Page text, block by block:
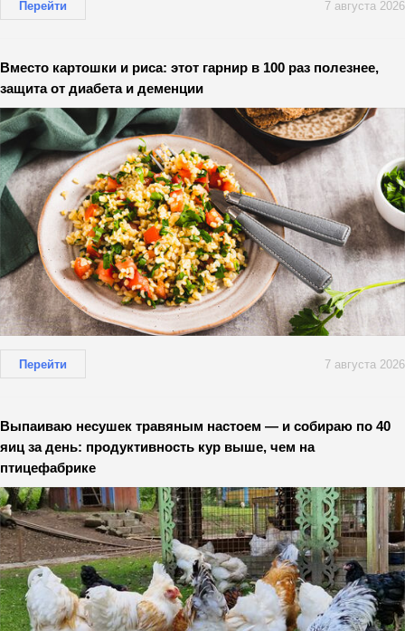
Перейти 7 августа 2026
Вместо картошки и риса: этот гарнир в 100 раз полезнее,
защита от диабета и деменции
Перейти 7 августа 2026
Выпаиваю несушек травяным настоем — и собираю по 40
яиц за день: продуктивность кур выше, чем на
птицефабрике